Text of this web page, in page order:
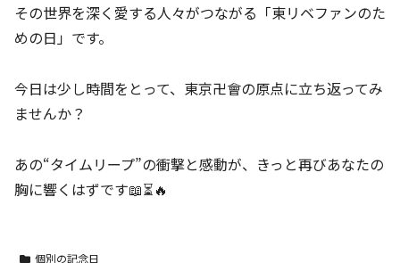
その世界を深く愛する人々がつながる「東リベファンのた
めの日」です。
今日は少し時間をとって、東京卍會の原点に立ち返ってみ
ませんか？
あの“タイムリープ”の衝撃と感動が、きっと再びあなたの
胸に響くはずです📖⏳🔥
個別の記念日